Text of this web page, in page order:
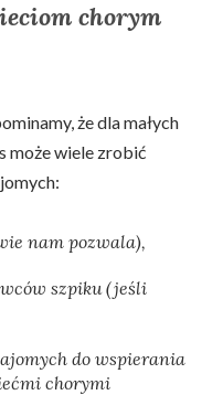
chorym
że dla małych
może wiele zrobić
nam pozwala),
szpiku (jeśli
do wspierania
chorymi